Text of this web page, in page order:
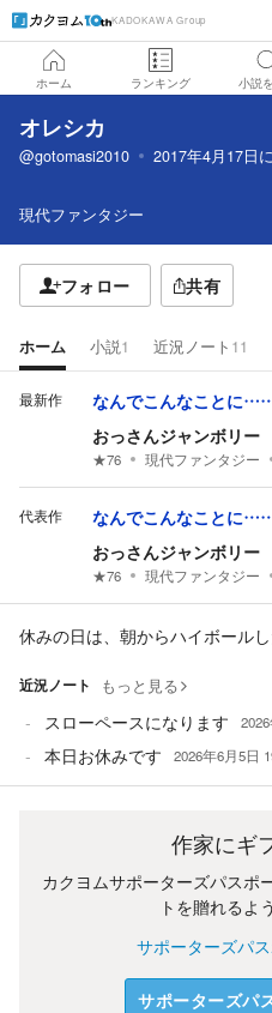
KADOKAWA Group
ホーム ランキング 小説
オレシカ
@gotomasi2010 2017年4月17日
現代ファンタジー
フォロー 共有
ホーム 小説1 近況ノート 11
最新作 なんでこんなことに
おっさんジャンボリー
★76 現代ファンタジー
代表作 なんでこんなことに
おっさんジャンボリー
★76 現代ファンタジー
休みの日は、朝からハイボール
近況ノート もっと見る
スローペースになります
本日お休みです 2026年6月5日
作家にギ
カクヨムサポーターズパスポ
トを贈れるよ
サポーターズパ
サポーターズパ